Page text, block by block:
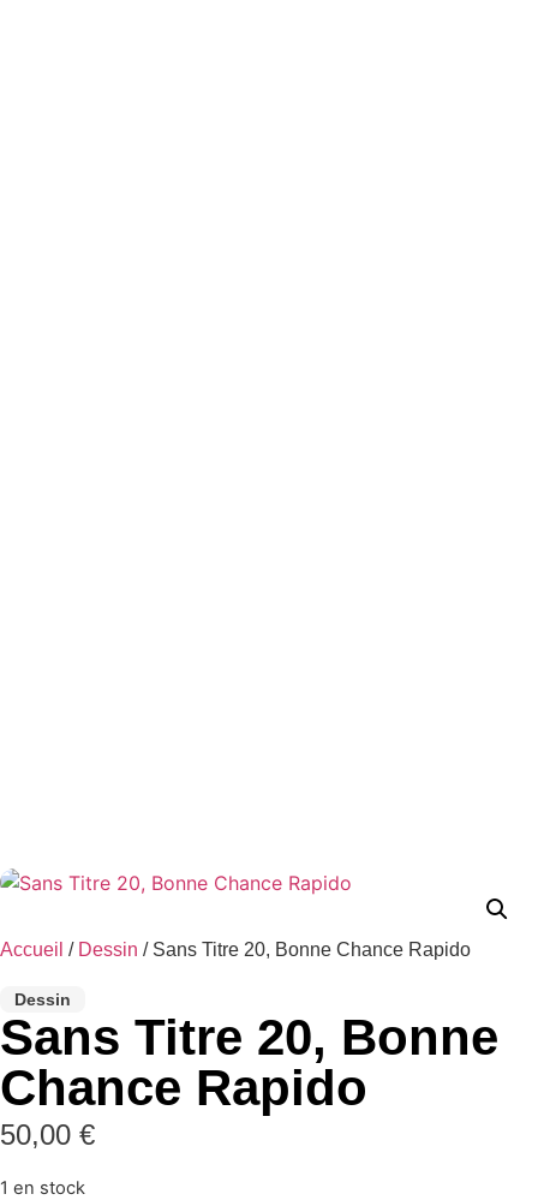
Accueil / Dessin / Sans Titre 20, Bonne Chance Rapido
Dessin
Sans Titre 20, Bonne
Chance Rapido
50,00 €
1 en stock